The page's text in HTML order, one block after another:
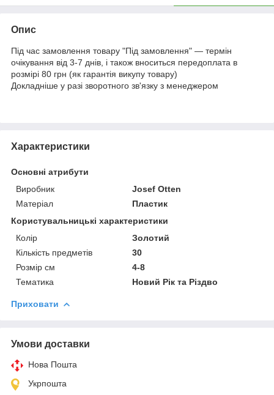
Опис
Під час замовлення товару "Під замовлення" — термін
очікування від 3-7 днів, і також вноситься передоплата в
розмірі 80 грн (як гарантія викупу товару)
Докладніше у разі зворотного зв'язку з менеджером
Характеристики
Основні атрибути
Виробник
Josef Otten
Матеріал
Пластик
Користувальницькі характеристики
Колір
Золотий
Кількість предметів
30
Розмір см
4-8
Тематика
Новий Рік та Різдво
Приховати
Умови доставки
Нова Пошта
Укрпошта